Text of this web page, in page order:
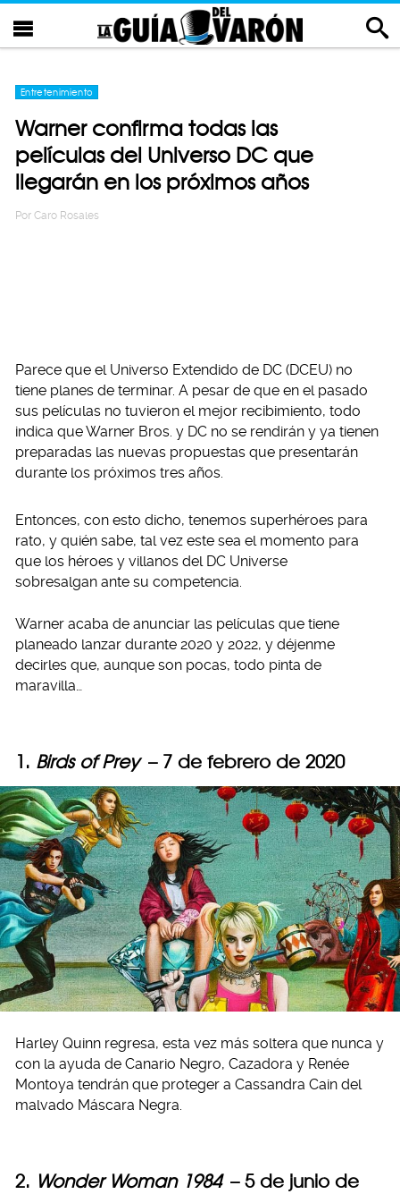
Entretenimiento
Warner confirma todas las
películas del Universo DC que
llegarán en los próximos años
Por Caro Rosales
Parece que el Universo Extendido de DC (DCEU) no
tiene planes de terminar. A pesar de que en el pasado
sus películas no tuvieron el mejor recibimiento, todo
indica que Warner Bros. y DC no se rendirán y ya tienen
preparadas las nuevas propuestas que presentarán
durante los próximos tres años.
Entonces, con esto dicho, tenemos superhéroes para
rato, y quién sabe, tal vez este sea el momento para
que los héroes y villanos del DC Universe
sobresalgan ante su competencia.
Warner acaba de anunciar las películas que tiene
planeado lanzar durante 2020 y 2022, y déjenme
decirles que, aunque son pocas, todo pinta de
maravilla…
1. Birds of Prey– 7 de febrero de 2020
Harley Quinn regresa, esta vez más soltera que nunca y
con la ayuda de Canario Negro, Cazadora y Renée
Montoya tendrán que proteger a Cassandra Cain del
malvado Máscara Negra.
2. Wonder Woman 1984 – 5 de junio de